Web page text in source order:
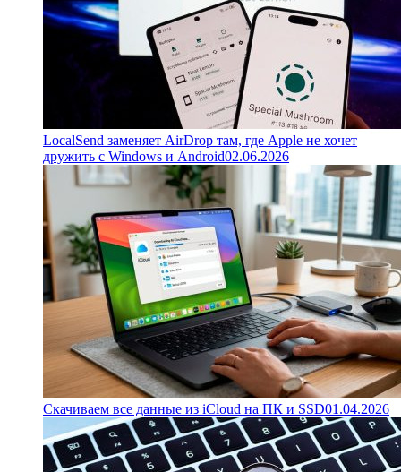
LocalSend заменяет AirDrop там, где Apple не хочет
дружить с Windows и Android02.06.2026
Скачиваем все данные из iCloud на ПК и SSD01.04.2026